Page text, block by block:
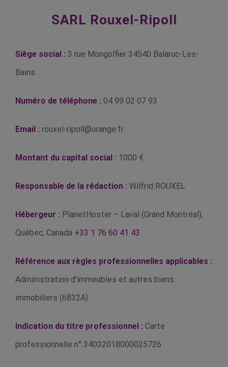
SARL Rouxel-Ripoll
Siège social : 3 rue Mongolfier 34540 Balaruc-Les-
Bains
Numéro de téléphone : 04 99 02 07 93
Email : rouxel-ripoll@orange.fr
Montant du capital social : 1000 €
Responsable de la rédaction : Wilfrid ROUXEL
Hébergeur : PlanetHoster – Laval (Grand Montréal),
Québec, Canada +33 1 76 60 41 43
Référence aux règles professionnelles applicables :
Administration d’immeubles et autres biens
immobiliers (6832A)
Indication du titre professionnel : Carte
professionnelle n° 34032018000025726